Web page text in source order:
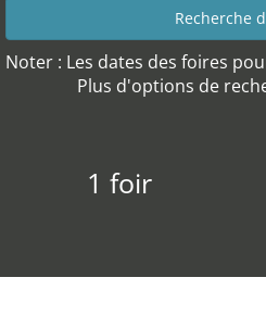
Noter : Les dates des foires
Plus d'options de
1 foir